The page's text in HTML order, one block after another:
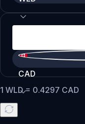
CAD
1 WLD= 0.4297 CAD